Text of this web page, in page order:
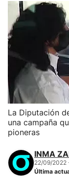
La Diputación
una campaña
pioneras
INMA
22/09/2022
Última